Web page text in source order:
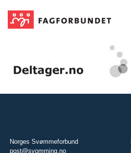
Norges Svømmeforbund
post@svomming.no